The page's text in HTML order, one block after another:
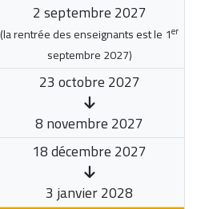
2 septembre 2027
(la rentrée des enseignants est le 1er
septembre 2027)
23 octobre 2027
8 novembre 2027
18 décembre 2027
3 janvier 2028